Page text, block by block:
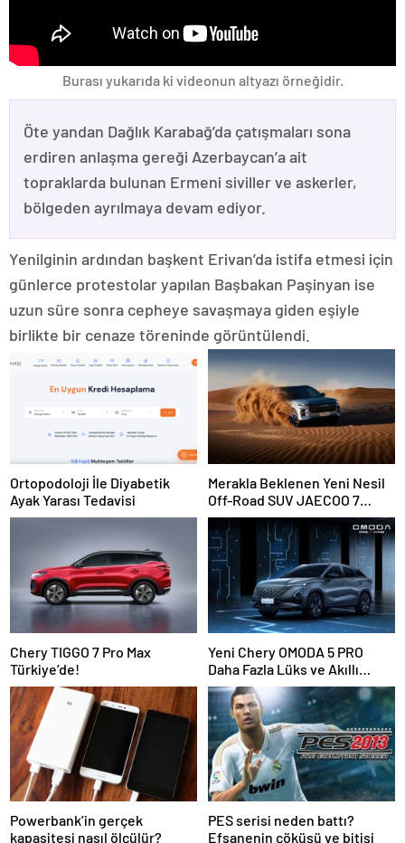
Burası yukarıda ki videonun altyazı örneğidir.
Öte yandan Dağlık Karabağ’da çatışmaları sona
erdiren anlaşma gereği Azerbaycan’a ait
topraklarda bulunan Ermeni siviller ve askerler,
bölgeden ayrılmaya devam ediyor.
Yenilginin ardından başkent Erivan’da istifa etmesi için
günlerce protestolar yapılan Başbakan Paşinyan ise
uzun süre sonra cepheye savaşmaya giden eşiyle
birlikte bir cenaze töreninde görüntülendi.
Ortopodoloji İle Diyabetik
Ayak Yarası Tedavisi
Merakla Beklenen Yeni Nesil
Off-Road SUV JAECOO 7
Türkiye’de Satışa Sunuluyor!
Chery TIGGO 7 Pro Max
Türkiye’de!
Yeni Chery OMODA 5 PRO
Daha Fazla Lüks ve Akıllı
Teknoloji ile Geldi!
Powerbank’in gerçek
kapasitesi nasıl ölçülür?
PES serisi neden battı?
Efsanenin çöküşü ve bitişi